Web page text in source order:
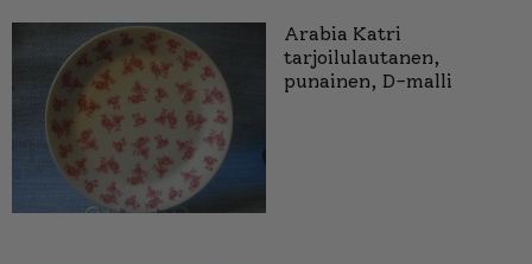
Arabia Katri
tarjoilulautanen,
punainen, D-malli